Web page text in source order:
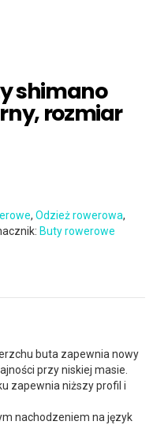
shimano
rozmiar
, Odzież rowerowa,
Buty rowerowe
buta zapewnia nowy
przy niskiej masie.
zapewnia niższy profil i
nachodzeniem na język